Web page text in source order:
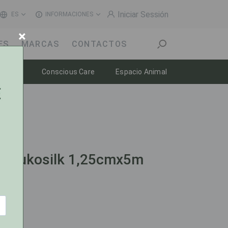
ES INFORMACIONES Iniciar Sessión
MARCAS CONTACTOS
Toggle dropdown
Conscious CareToggle dropdown
Espacio AnimalToggle
Leukosilk 1,25cmx5m
×